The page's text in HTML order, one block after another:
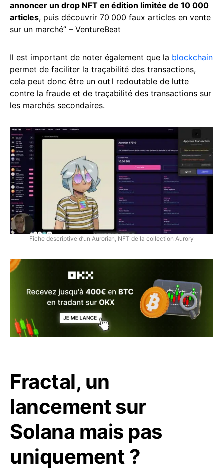
annoncer un drop NFT en édition limitée de 10 000
articles, puis découvrir 70 000 faux articles en vente
sur un marché” – VentureBeat
Il est important de noter également que la blockchain
permet de faciliter la traçabilité des transactions,
cela peut donc être un outil redoutable de lutte
contre la fraude et de traçabilité des transactions sur
les marchés secondaires.
Fiche descriptive d’un Aurorian, NFT de la collection Aurory
Fractal, un
lancement sur
Solana mais pas
uniquement ?